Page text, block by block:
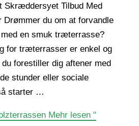
Skræddersyet Tilbud Med
Drømmer du om at forvandle
en smuk træterrasse?
for træterrasser er enkel og
forestiller dig aftener med
stunder eller sociale
starter …
Mehr lesen "